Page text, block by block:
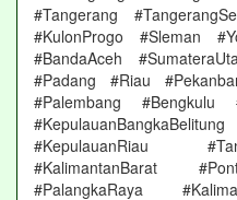
#Tangerang
#KulonProgo #Sleman
#BandaAceh
#Padang #Riau
#Palembang #Bengkulu
#KepulauanRiau
#KalimantanBarat
#PalangkaRaya